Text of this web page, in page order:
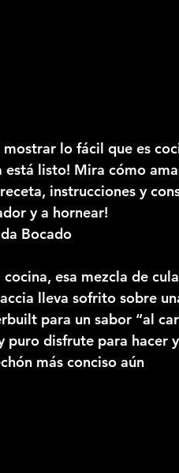
lo fácil que es
está listo! Mira cómo
instrucciones y
y a hornear!
Bocado
esa mezcla de
lleva sofrito sobre
para un sabor “al
puro disfrute para hacer
más conciso aún